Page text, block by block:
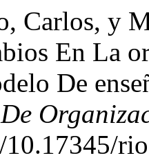
Carlos, y
En La
De